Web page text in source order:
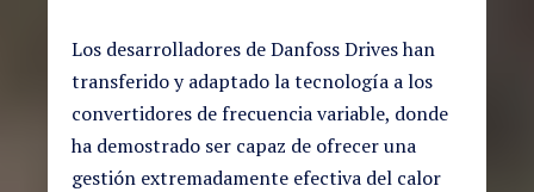
Los desarrolladores de Danfoss Drives han
transferido y adaptado la tecnología a los
convertidores de frecuencia variable, donde
ha demostrado ser capaz de ofrecer una
gestión extremadamente efectiva del calor